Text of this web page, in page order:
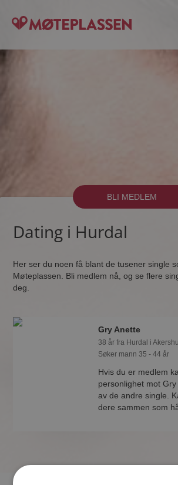
BLI MEDLEM
Dating i Hurdal
Her ser du noen få blant de tusener single
Møteplassen. Bli medlem nå, og se flere
deg.
Gry Anette
38 år fra Hurdal i
Søker mann 35 - 44 år
Hvis du er medlem
personlighet mot
av de andre single.
dere sammen som